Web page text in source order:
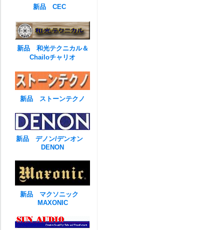
新品 CEC
新品 和光テクニカル＆
Chailoチャリオ
新品 ストーンテクノ
新品 デノン/デンオン
DENON
新品 マクソニック
MAXONIC